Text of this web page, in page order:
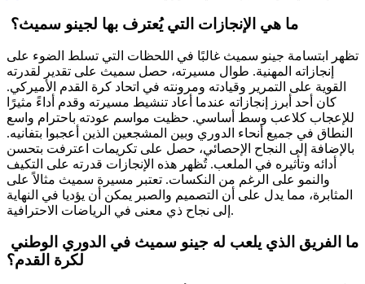
ما هي الإنجازات التي يُعترف بها لجينو سميث؟
تظهر ابتسامة جينو سميث غالبًا في اللحظات التي تسلط الضوء على
إنجازاته المهنية. طوال مسيرته، حصل سميث على تقدير لقدرته
القوية على التمرير وقيادته ومرونته في اتحاد كرة القدم الأميركي.
كان أحد أبرز إنجازاته عندما أعاد تنشيط مسيرته وقدم أداءً مثيرًا
للإعجاب كلاعب وسط أساسي. حظيت مواسم عودته باحترام واسع
النطاق في جميع أنحاء الدوري وبين المشجعين الذين أعجبوا بتفانيه.
بالإضافة إلى النجاح الإحصائي، حصل على تكريمات اعترفت بتحسن
أدائه وتأثيره في الملعب. تُظهر هذه الإنجازات قدرته على التكيف
والنمو على الرغم من النكسات. تعتبر مسيرة سميث مثالاً على
المثابرة، مما يدل على أن التصميم والصبر يمكن أن يؤديا في النهاية
إلى نجاح ذي معنى في الرياضات الاحترافية.
لكرة القدم؟